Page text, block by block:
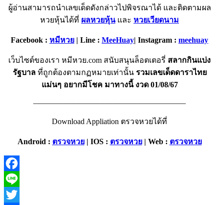
ผู้อ่านสามารถนำเลขเด็ดดังกล่าวไปพิจรณาได้ และติดตามผล
หวยหุ้นได้ที่ ผลหวยหุ้นและ หวยเวียดนาม
Facebook : หมีหวย | Line : MeeHuay| Instagram : meehuay
เว็บไซต์ของเรา หมีหวย.com สนับสนุนล็อตเตอรี่ สลากกินแบ่ง
รัฐบาล ที่ถูกต้องตามกฏหมายเท่านั้นรวมเลขเด็ดดาราไทย
แม่นๆ อยากมีโชค มาทางนี้ งวด 01/08/67
———————————————————–
Download Appliation ตรวจหวยได้ที่
Android : ตรวจหวย| IOS : ตรวจหวย| Web : ตรวจหวย
Facebook
Line